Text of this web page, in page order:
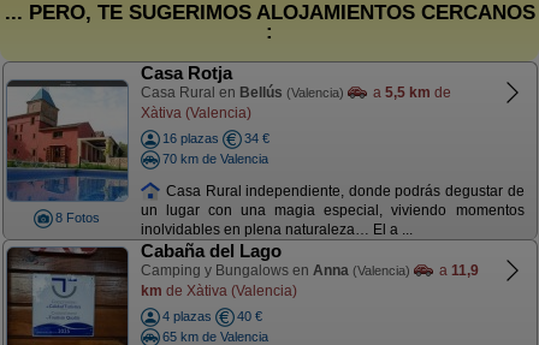
... PERO, TE SUGERIMOS ALOJAMIENTOS CERCANOS
:
8 Fotos
Casa Rotja
Casa Rural en Bellús (Valencia) a 5,5 km de
Xàtiva (Valencia)
16 plazas
34 €
70 km de Valencia
Casa Rural independiente, donde podrás degustar de
un lugar con una magia especial, viviendo momentos
inolvidables en plena naturaleza… El a ...
Cabaña del Lago
Camping y Bungalows en Anna (Valencia) a 11,9
km de Xàtiva (Valencia)
4 plazas
40 €
65 km de Valencia